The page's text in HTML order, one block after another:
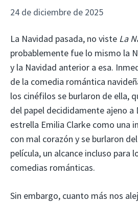
24 de diciembre de 2025
La Navidad pasada, no viste La
probablemente fue lo mismo la
y la Navidad anterior a esa.
de la comedia romántica
los cinéfilos se burlaron de ella,
del papel decididamente ajeno a
estrella Emilia Clarke como una
con mal corazón y se burlaron
película, un alcance incluso para
comedias románticas.
Sin embargo, cuanto más nos